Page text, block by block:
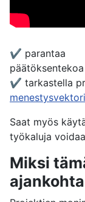
✔ parantaa
✔ tarkastella
Saat myös
työkaluja
Miksi